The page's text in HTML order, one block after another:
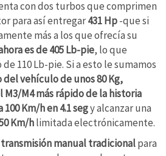
con dos turbos que comprimen
para así entregar431 Hp-que si
más a los que ofrecía su
es de 405 Lb-pie, lo que
110 Lb-pie. Si a esto le sumamos
vehículo de unos 80 Kg,
M3/M4 más rápido de la historia
Km/h en 4.1 segy alcanzar una
Km/hlimitada electrónicamente.
manual tradicionalpara